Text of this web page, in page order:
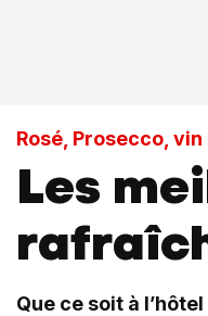
Rosé, Prosecco, vin
Les
Que ce soit à